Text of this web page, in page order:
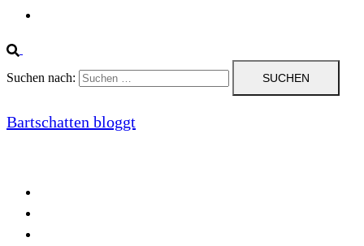
Suchen nach:
Bartschatten bloggt